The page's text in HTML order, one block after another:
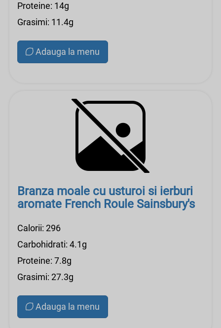
Proteine: 14g
Grasimi: 11.4g
Adauga la menu
Branza moale cu usturoi si ierburi
aromate French Roule Sainsbury's
Calorii: 296
Carbohidrati: 4.1g
Proteine: 7.8g
Grasimi: 27.3g
Adauga la menu